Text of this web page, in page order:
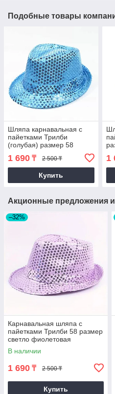
Подобные товары
Шляпа карнавальная с
пайетками Трилби
(голубая) размер 58
1 690 ₸ 2 500 ₸
Купить
1
Акционные предложения
–32%
Карнавальная шляпа с
пайетками Трилби 58 размер
светло фиолетовая
В наличии
1 690 ₸ 2 500 ₸
Купить